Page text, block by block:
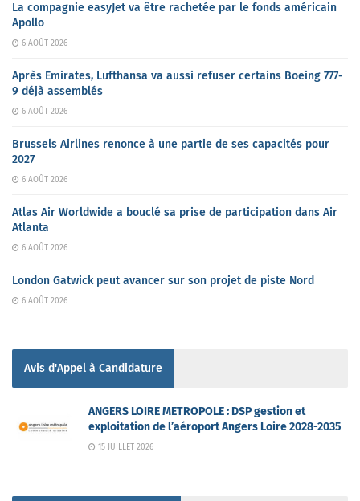
La compagnie easyJet va être rachetée par le fonds américain
Apollo
6 AOÛT 2026
Après Emirates, Lufthansa va aussi refuser certains Boeing 777-
9 déjà assemblés
6 AOÛT 2026
Brussels Airlines renonce à une partie de ses capacités pour
2027
6 AOÛT 2026
Atlas Air Worldwide a bouclé sa prise de participation dans Air
Atlanta
6 AOÛT 2026
London Gatwick peut avancer sur son projet de piste Nord
6 AOÛT 2026
Avis d'Appel à Candidature
ANGERS LOIRE METROPOLE : DSP gestion et
exploitation de l’aéroport Angers Loire 2028-2035
15 JUILLET 2026